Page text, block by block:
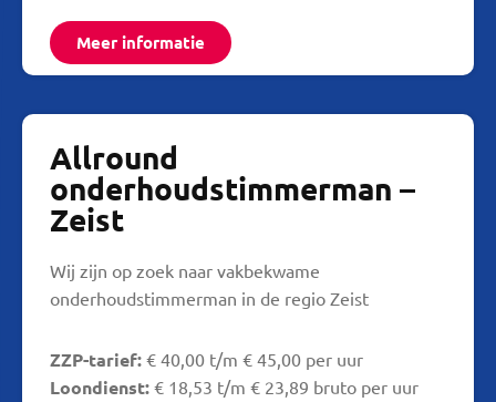
Meer informatie
Allround
onderhoudstimmerman –
Zeist
Wij zijn op zoek naar vakbekwame
onderhoudstimmerman in de regio Zeist
ZZP-tarief: € 40,00 t/m € 45,00 per uur
Loondienst: € 18,53 t/m € 23,89 bruto per uur